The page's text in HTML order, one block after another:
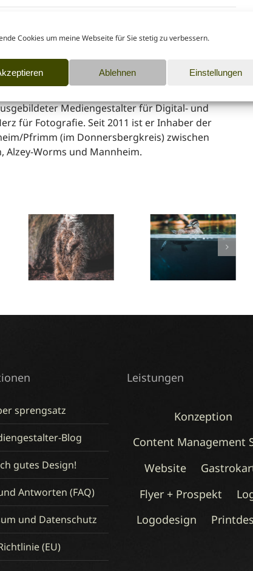
Cookies um meine Webseite für Sie stetig zu verbessern.
Ablehnen Einstellungen
Mediengestalter für Digital- und
für Fotografie. Seit 2011 ist er Inhaber der
Pfrimm (im Donnersbergkreis) zwischen
Alzey-Worms und Mannheim.
sprengsatz
Blog
gutes Design!
Antworten (FAQ)
und Datenschutz
(EU)
Leistungen
Konzeption
Content Management
Website
Flyer + Prospekt
Logodesign